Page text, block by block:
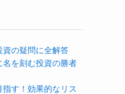
資の疑問に全解答
を刻む投資の勝者
す！効果的なリス